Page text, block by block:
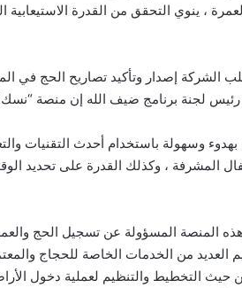
، ينوي التحقق من القدرة
رئيس لجنة برنامج ضيف الله إن منصة
وسهولة باستخدام أحدث التقنيات
المشرفة ، وكذلك القدرة على تحديد
العديد من الخدمات الخاصة للحجاج
حيث التخطيط والتنظيم لعملية دخول